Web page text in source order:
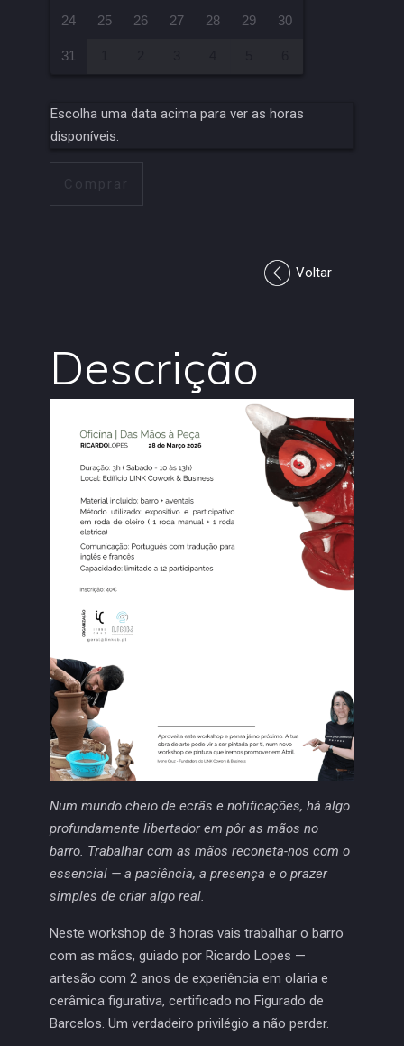
24 25 26 27 28 29 30
31
Escolha uma data acima para ver as horas
disponíveis.
Comprar
Voltar
Descrição
Num mundo cheio de ecrãs e notificações, há algo
profundamente libertador em pôr as mãos no
barro. Trabalhar com as mãos reconeta-nos com o
essencial — a paciência, a presença e o prazer
simples de criar algo real.
Neste workshop de 3 horas vais trabalhar o barro
com as mãos, guiado por Ricardo Lopes —
artesão com 2 anos de experiência em olaria e
cerâmica figurativa, certificado no Figurado de
Barcelos. Um verdadeiro privilégio a não perder.